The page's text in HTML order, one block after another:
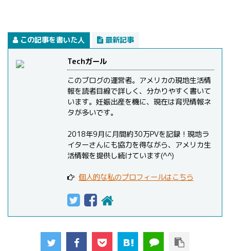
この記事を書いた人 最新記事
Techガール
このブログの運営者。アメリカの現地生活情
報を読者目線で詳しく、分かりやすく書いて
います。妊娠出産を機に、現在は育児情報ネ
タが多いです。
2018年9月に月間約30万PVを記録！現地ラ
イターさんにも協力を得ながら、アメリカ生
活情報を提供し続けています(^^)
個人的な私のプロフィールはこちら